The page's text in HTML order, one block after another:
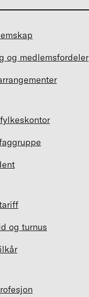
og medlemsfordeler
og turnus